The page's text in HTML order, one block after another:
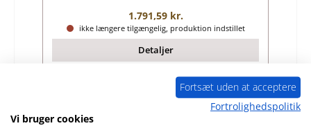
Almindelig pris:
1.791,59 kr.
ikke længere tilgængelig, produktion indstillet
Detaljer
Fortsæt uden at acceptere
Fortrolighedspolitik
Vi bruger cookies